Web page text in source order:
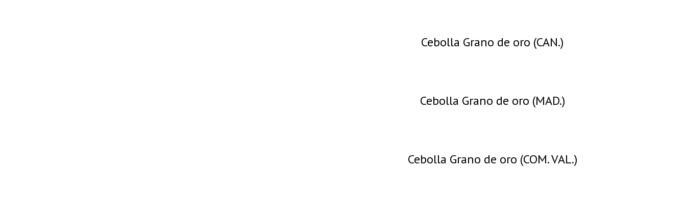
Cebolla Grano de oro (CAN.)
Cebolla Grano de oro (MAD.)
Cebolla Grano de oro (COM. VAL.)